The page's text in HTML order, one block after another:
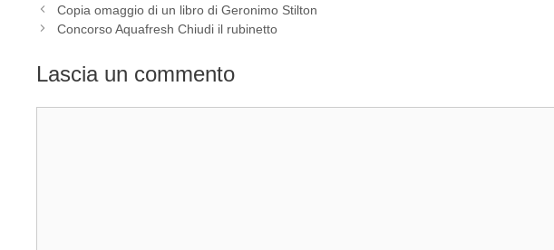
Copia omaggio di un libro di Geronimo Stilton
Concorso Aquafresh Chiudi il rubinetto
Lascia un commento